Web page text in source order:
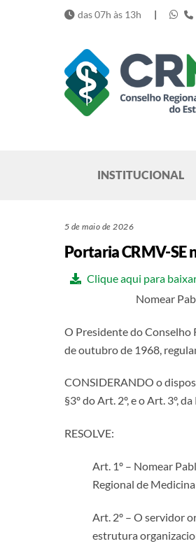
das 07h às 13h |
INSTITUCIONAL
5 de maio de 2026
Portaria CRMV-SE
Clique aqui para
Nomear
O Presidente do Conselho
de outubro de 1968,
CONSIDERANDO o
§3º do Art. 2º, e o Art. 3º,
RESOLVE:
Art. 1º – Nomear
Regional de
Art. 2º – O servidor
estrutura